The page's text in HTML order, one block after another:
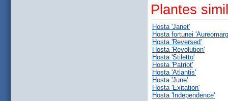
Plantes
Hosta 'Janet'
Hosta fortunei
Hosta 'Reversed'
Hosta 'Revolution'
Hosta 'Stiletto'
Hosta 'Patriot'
Hosta 'Atlantis'
Hosta 'June'
Hosta 'Exitation'
Hosta 'Independence'